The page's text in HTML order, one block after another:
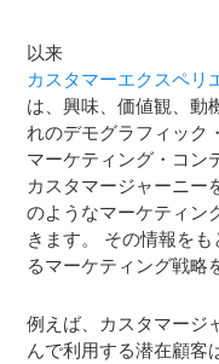
以来
カスタマーエクスペリ
は、興味、価値観、動
れのデモグラフィック
マーケティング・コン
カスタマージャーニー
のようなマーケティン
きます。 その情報を
るマーケティング戦略
例えば、カスタマージ
んで利用する潜在顧客